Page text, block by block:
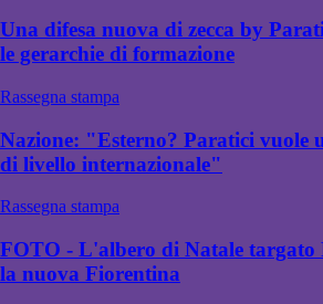
Una difesa nuova di zecca by
le gerarchie di formazione
Rassegna stampa
Nazione: "Esterno? Paratici vuole
di livello internazionale"
Rassegna stampa
FOTO - L'albero di Natale targato
la nuova Fiorentina